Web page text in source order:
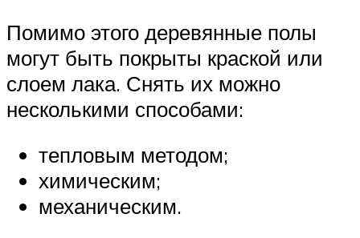
Помимо этого деревянные полы
могут быть покрыты краской или
слоем лака. Снять их можно
несколькими способами:
тепловым методом;
химическим;
механическим.